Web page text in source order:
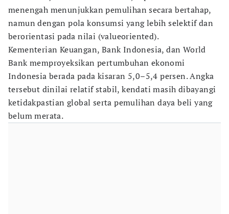
menengah menunjukkan pemulihan secara bertahap,
namun dengan pola konsumsi yang lebih selektif dan
berorientasi pada nilai (valueoriented).
Kementerian Keuangan, Bank Indonesia, dan World
Bank memproyeksikan pertumbuhan ekonomi
Indonesia berada pada kisaran 5,0–5,4 persen. Angka
tersebut dinilai relatif stabil, kendati masih dibayangi
ketidakpastian global serta pemulihan daya beli yang
belum merata.